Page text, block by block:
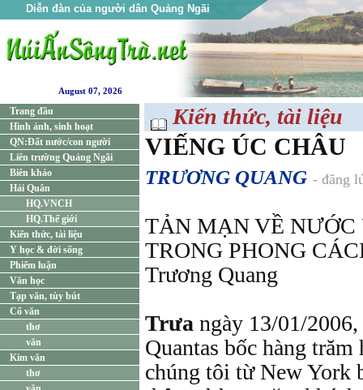
Diễn đàn của người dân Quảng Ngãi
August 07, 2026
Trang đầu
Hình ảnh, sinh hoạt
QN:Đất nước/con người
Liên trường Quảng Ngãi
Biên khảo
Hải Quân
HQ.VNCH
HQ.Thế giới
Kiến thức, tài liệu
Y học & đời sống
Phiếm luận
Văn học
Tạp văn, tùy bút
Cổ văn
thơ
văn
Kim văn
thơ
Kiến thức, tài liệu
VIẾNG ÚC CHÂU
TRƯƠNG QUANG - đăng
TẢN MẠN VỀ
TRONG PHONG
Trương Quang
Trưa ngày 13/01/
Quantas bốc hàng
chúng tôi từ New York